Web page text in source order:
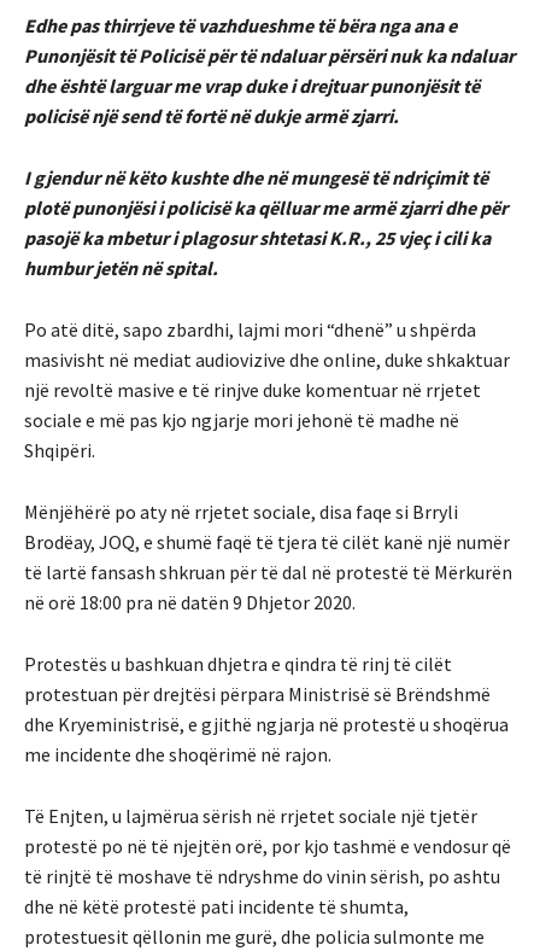
Edhe pas thirrjeve të vazhdueshme të bëra nga ana e
Punonjësit të Policisë për të ndaluar përsëri nuk ka ndaluar
dhe është larguar me vrap duke i drejtuar punonjësit të
policisë një send të fortë në dukje armë zjarri.
I gjendur në këto kushte dhe në mungesë të ndriçimit të
plotë punonjësi i policisë ka qëlluar me armë zjarri dhe për
pasojë ka mbetur i plagosur shtetasi K.R., 25 vjeç i cili ka
humbur jetën në spital.
Po atë ditë, sapo zbardhi, lajmi mori “dhenë” u shpërda
masivisht në mediat audiovizive dhe online, duke shkaktuar
një revoltë masive e të rinjve duke komentuar në rrjetet
sociale e më pas kjo ngjarje mori jehonë të madhe në
Shqipëri.
Mënjëhërë po aty në rrjetet sociale, disa faqe si Brryli
Brodëay, JOQ, e shumë faqë të tjera të cilët kanë një numër
të lartë fansash shkruan për të dal në protestë të Mërkurën
në orë 18:00 pra në datën 9 Dhjetor 2020.
Protestës u bashkuan dhjetra e qindra të rinj të cilët
protestuan për drejtësi përpara Ministrisë së Brëndshmë
dhe Kryeministrisë, e gjithë ngjarja në protestë u shoqërua
me incidente dhe shoqërimë në rajon.
Të Enjten, u lajmërua sërish në rrjetet sociale një tjetër
protestë po në të njejtën orë, por kjo tashmë e vendosur që
të rinjtë të moshave të ndryshme do vinin sërish, po ashtu
dhe në këtë protestë pati incidente të shumta,
protestuesit qëllonin me gurë, dhe policia sulmonte me